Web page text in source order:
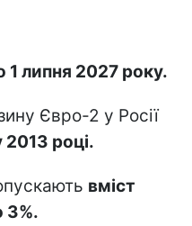
1 липня 2027 року.
Євро-2 у Росії
році.
вміст
3%.